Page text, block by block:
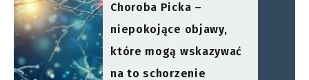
Choroba Picka –
niepokojące objawy,
które mogą wskazywać
na to schorzenie